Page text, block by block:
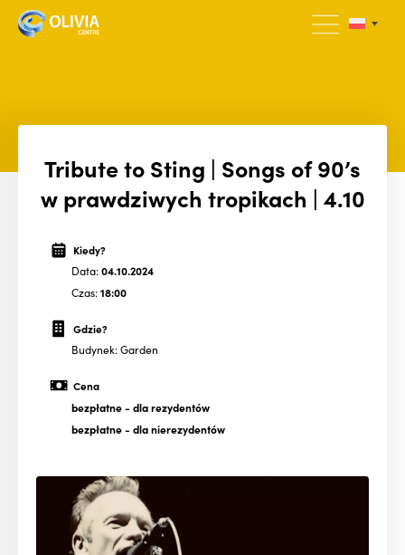
Tribute to Sting | Songs of 90’s
w prawdziwych tropikach | 4.10
Kiedy?
Data:04.10.2024
Czas:18:00
Gdzie?
Budynek: Garden
Cena
bezpłatne- dla rezydentów
bezpłatne- dla nierezydentów